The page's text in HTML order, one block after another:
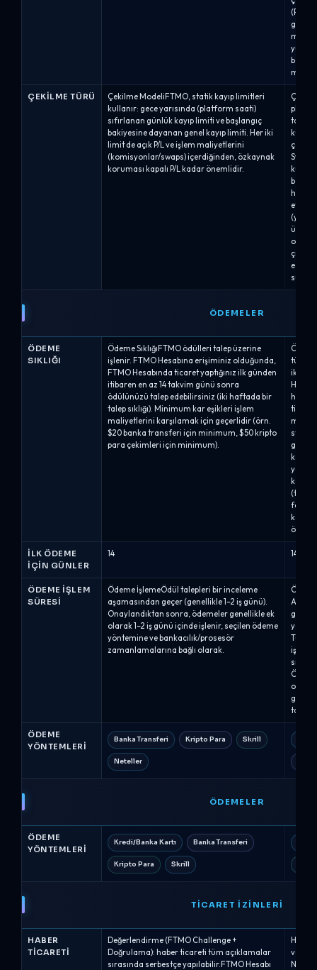
geri
ÇEKILME TÜRÜ
Çekilme ModeliFTMO, statik kayıp limitleri
kullanır: gece yarısında (platform saati)
sıfırlanan günlük kayıp limiti ve başlangıç
bakiyesine dayanan genel kayıp limiti. Her iki
limit de açık P/L ve işlem maliyetlerini
(komisyonlar/swaps) içerdiğinden, özkaynak
koruması kapalı P/L kadar önemlidir.
plana
takip
Swing
hesap
çizgisi
eden
su
ÖDEMELER
ÖDEME
SIKLIĞI
Ödeme SıklığıFTMO ödülleri talep üzerine
işlenir. FTMO Hesabına erişiminiz olduğunda,
FTMO Hesabında ticaret yaptığınız ilk günden
itibaren en az 14 takvim günü sonra
ödülünüzü talep edebilirsiniz (iki haftada bir
talep sıklığı). Minimum kar eşikleri işlem
maliyetlerini karşılamak için geçerlidir (örn.
$20 banka transferi için minimum, $50 kripto
para çekimleri için minimum).
türüne
iki
her 14
kâr
kâr
(tek
İLK ÖDEME
IÇIN GÜNLER
14 14
ÖDEME İŞLEM
SÜRESI
Ödeme İşlemeÖdül talepleri bir inceleme
aşamasından geçer (genellikle 1–2 iş günü).
Onaylandıktan sonra, ödemeler genellikle ek
olarak 1–2 iş günü içinde işlenir, seçilen ödeme
yöntemine ve bankacılık/prosesör
zamanlamalarına bağlı olarak.
Alpha
ÖDEME
YÖNTEMLERI
Banka Transferi Kripto Para Skrill
Neteller
ÖDEMELER
ÖDEME
YÖNTEMLERI
Kredi/Banka Kartı Banka Transferi
Kripto Para Skrill
TICARET İZINLERI
HABER
TICARETI
Değerlendirme (FTMO Challenge +
Doğrulama): haber ticareti tüm açıklamalar
sırasında serbestçe yapılabilir.FTMO Hesabı
Haber